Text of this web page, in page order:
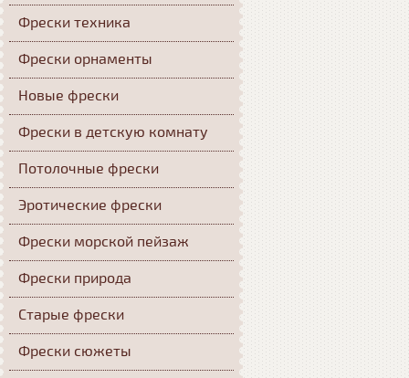
Фрески техника
Фрески орнаменты
Новые фрески
Фрески в детскую комнату
Потолочные фрески
Эротические фрески
Фрески морской пейзаж
Фрески природа
Старые фрески
Фрески сюжеты